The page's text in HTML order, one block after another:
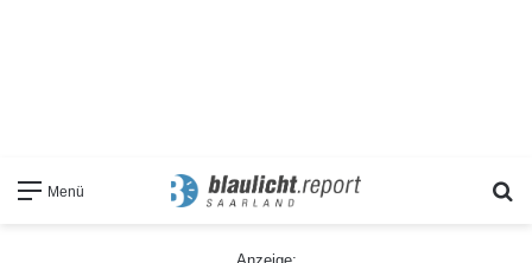
Menü